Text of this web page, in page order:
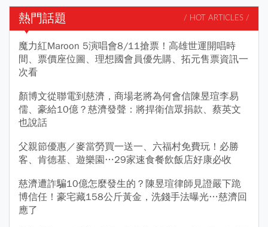
熱門話題 / HOT ARTICLES /
魔力紅Maroon 5演唱會8/11搶票！高雄世運開唱時
間、票價座位圖、理想國會員優先購、拓元售票資訊一
次看
顏博文從聯電到慈濟，商場老將為何會信陳昱瑄李易
儒、豪給10億？慈濟發聲：將捍衛信眾捐款、蔡英文
也說話
父親節優惠／麥當勞買一送一、六福村免費玩！必勝
客、肯德基、遊樂園…29家速食餐飲飯店好康必收
慈濟遭詐騙10億怎麼發生的？陳昱瑄律師見證嚴下跪
博信任！豪宅藏158公斤黃金，洗錢手法曝光…慈濟回
應了